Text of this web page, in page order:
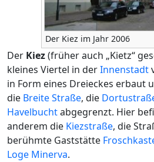
Der Kiez im Jahr 2006
Der Kiez(früher auch „Kietz“
kleines Viertel in derInnenstadt
in Form eines Dreieckes erbaut
die Breite Straße, die
Havelbuchtabgegrenzt. Hier
anderem die Kiezstraße, die
berühmte Gaststätte
Loge Minerva.